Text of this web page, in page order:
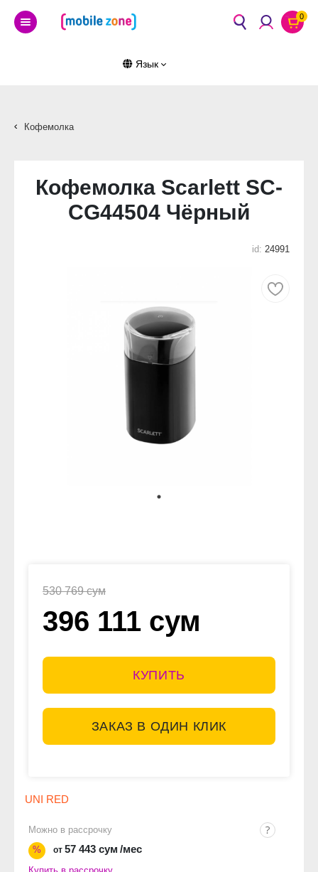
0
Язык
Кофемолка
Кофемолка Scarlett SC-
CG44504 Чёрный
id: 24991
530 769 сум
396 111 сум
КУПИТЬ
ЗАКАЗ В ОДИН КЛИК
UNI RED
Можно в рассрочку
%
от 57 443 сум /мес